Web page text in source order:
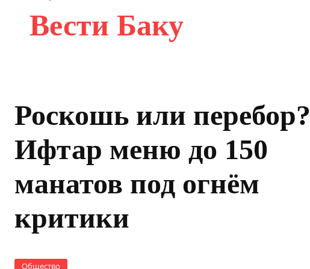
Вести Баку
Роскошь или перебор?
Ифтар меню до 150
манатов под огнём
критики
Общество